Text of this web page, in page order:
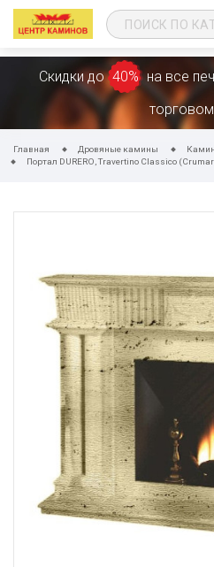
Скидки до 40% на все
Главная Дровяные камины
Портал DURERO, Travertino Classico